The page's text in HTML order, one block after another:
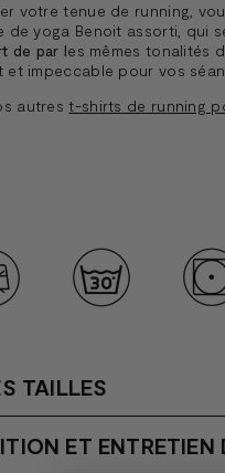
votre tenue de running,
de yoga Benoit assorti, qui
de par les mêmes tonalités
et impeccable pour vos
autrest-shirts de running
TAILLES
ET ENTRETIEN